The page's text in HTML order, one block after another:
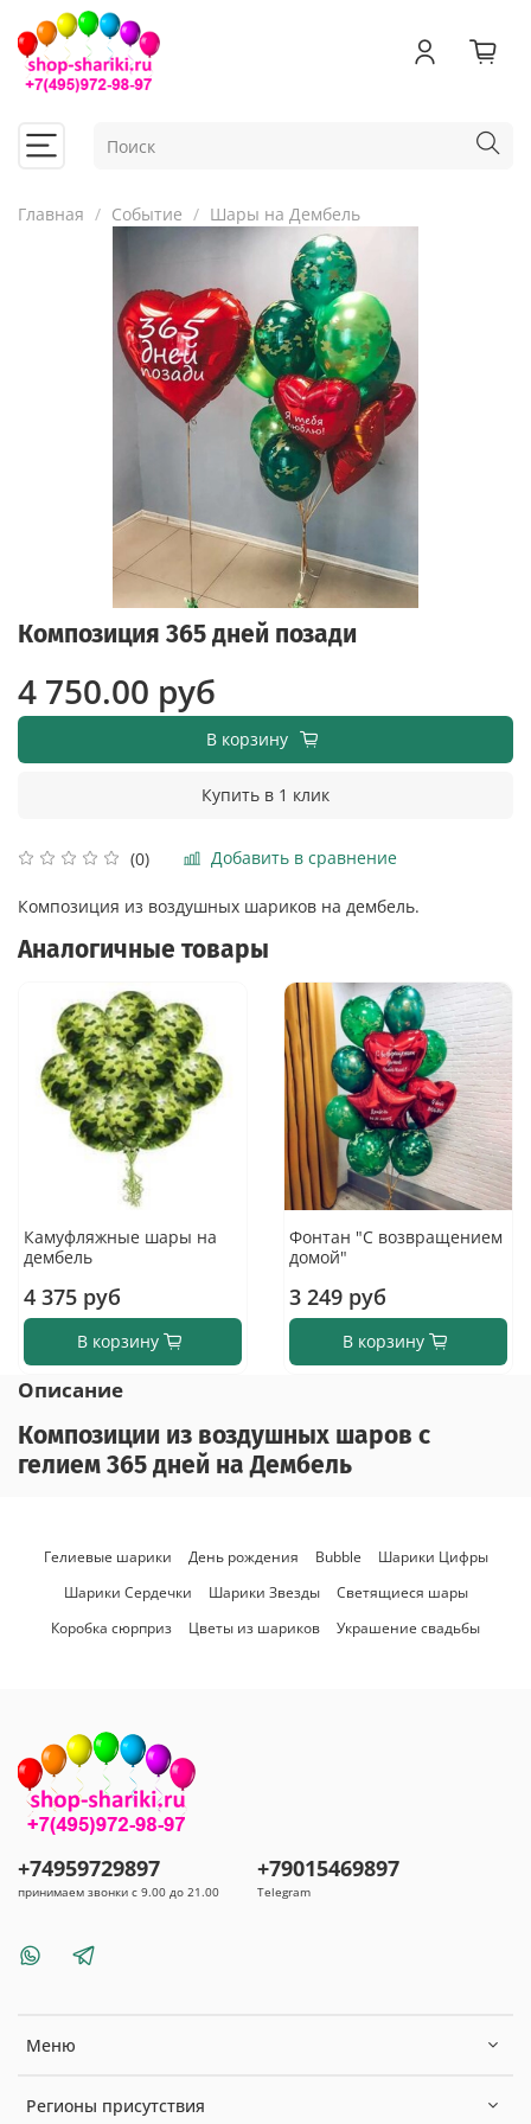
Главная Событие Шары на Дембель
Композиция 365 дней позади
(0) Добавить в сравнение
4 750.00 руб
В корзину
Купить в 1 клик
Композиция из воздушных шариков на дембель.
Аналогичные товары
Камуфляжные шары на
дембель
4 375 руб
В корзину
Фонтан "С возвращением
домой"
3 249 руб
В корзину
Описание
Композиции из воздушных шаров с
гелием 365 дней на Дембель
Гелиевые шарики День рождения Bubble
Шарики Цифры
Шарики Сердечки
Шарики Звезды
Светящиеся шары
Коробка сюрприз
Цветы из шариков Украшение свадьбы
Меню
Регионы присутствия
+74959729897
принимаем звонки с 9.00 до 21.00
+79015469897
Telegram